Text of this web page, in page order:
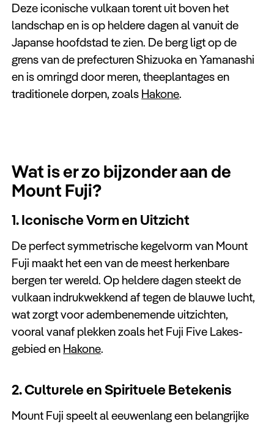
Deze iconische vulkaan torent uit boven het
landschap en is op heldere dagen al vanuit de
Japanse hoofdstad te zien. De berg ligt op de
grens van de prefecturen Shizuoka en Yamanashi
en is omringd door meren, theeplantages en
traditionele dorpen, zoals Hakone.
Wat is er zo bijzonder aan de
Mount Fuji?
1. Iconische Vorm en Uitzicht
De perfect symmetrische kegelvorm van Mount
Fuji maakt het een van de meest herkenbare
bergen ter wereld. Op heldere dagen steekt de
vulkaan indrukwekkend af tegen de blauwe lucht,
wat zorgt voor adembenemende uitzichten,
vooral vanaf plekken zoals het Fuji Five Lakes-
gebied en Hakone.
2. Culturele en Spirituele Betekenis
Mount Fuji speelt al eeuwenlang een belangrijke